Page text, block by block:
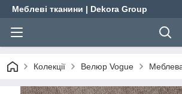
Меблеві тканини | Dekora Group
Колекції Велюр Vogue